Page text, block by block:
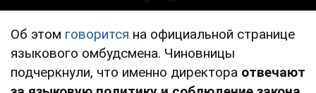
Об этом говорится на официальной странице
языкового омбудсмена. Чиновницы
подчеркнули, что именно директора отвечают